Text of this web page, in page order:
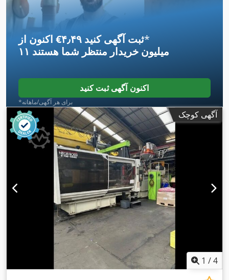
اکنون از ‎€۴٫۴۹ ثبت آگهی کنید*
۱۱ میلیون خریدار منتظر شما هستند
اکنون آگهی ثبت کنید
*برای هر آگهی/ماهانه
آگهی کوچک
1 /4